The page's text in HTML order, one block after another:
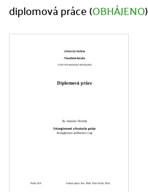
diplomová práce (OBHÁJENO)